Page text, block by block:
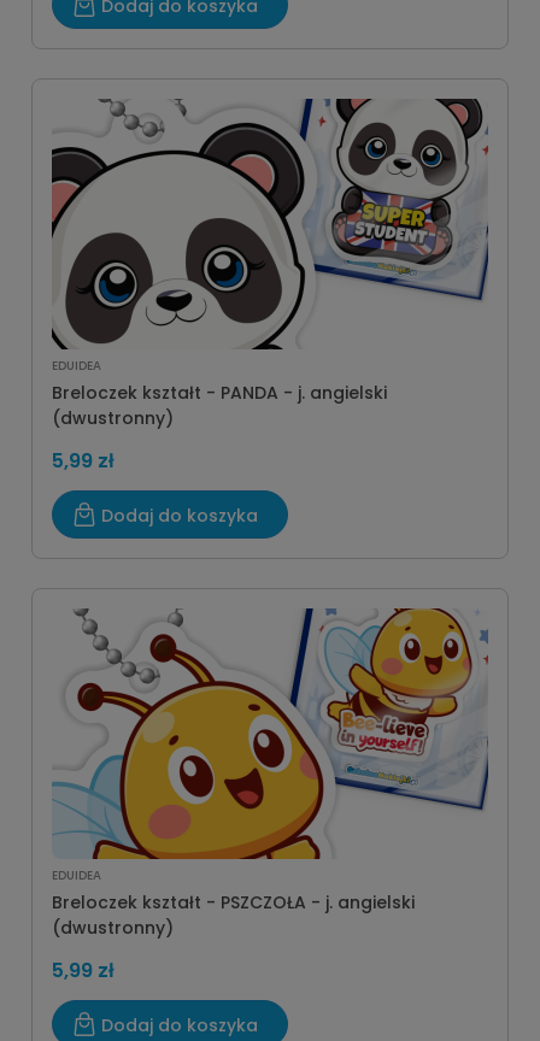
Dodaj do koszyka
EDUIDEA
Breloczek kształt - PANDA - j. angielski
(dwustronny)
5,99 zł
Dodaj do koszyka
EDUIDEA
Breloczek kształt - PSZCZOŁA - j. angielski
(dwustronny)
5,99 zł
Dodaj do koszyka